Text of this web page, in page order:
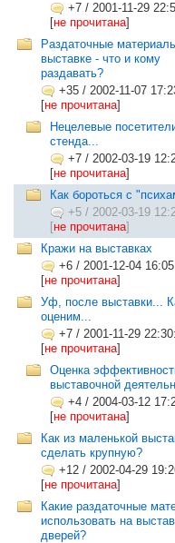
+7 / 2001-11-29
[не прочитана]
Раздаточные
выставке - что и кому
раздавать?
+35 / 2002-11-07
[не прочитана]
Нецелевые
стенда...
+7 / 2002-03-19
[не прочитана]
Как бороться с
+5 / 2002-03-19
[не прочитана]
Кражи на выставках
+6 / 2001-12-04
[не прочитана]
Уф, после выставки...
оценим...
+7 / 2001-11-29
[не прочитана]
Оценка
выставочной
+4 / 2004-03-12
[не прочитана]
Как из маленькой
сделать крупную?
+12 / 2002-04-29
[не прочитана]
Какие раздаточные
использовать на
дверей?